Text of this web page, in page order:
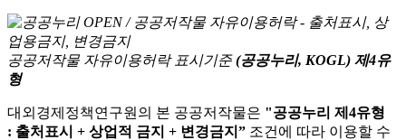
공공저작물 자유이용허락 표시기준 (공공누리, KOGL) 제4유
형
대외경제정책연구원의 본 공공저작물은 "공공누리 제4유형
: 출처표시 + 상업적 금지 + 변경금지” 조건에 따라 이용할 수